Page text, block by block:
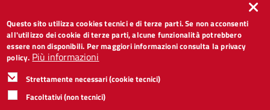
Questo sito utilizza cookies tecnici e di terze parti. Se non acconsenti
all'utilizzo dei cookie di terze parti, alcune funzionalità potrebbero
essere non disponibili. Per maggiori informazioni consulta la privacy
policy. Più informazioni
Strettamente necessari (cookie tecnici)
Facoltativi (non tecnici)